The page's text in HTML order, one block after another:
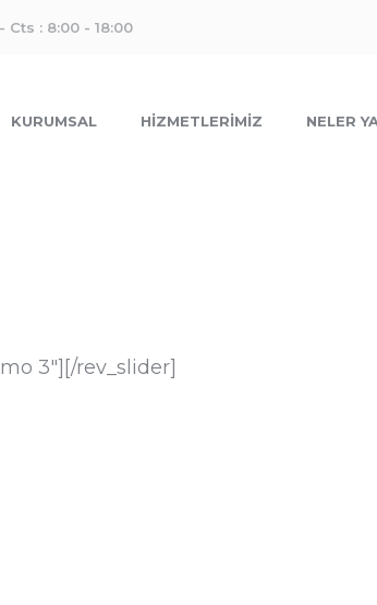
Cts : 8:00 - 18:00
KURUMSAL HIZMETLERIMIZ NELER
3″][/rev_slider]